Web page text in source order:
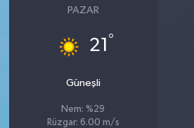
PAZAR
21 °
Güneşli
Nem: %29
Rüzgar: 6.00 m/s